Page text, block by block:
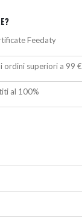
Feedaty
ordini superiori a 99 €
al 100%